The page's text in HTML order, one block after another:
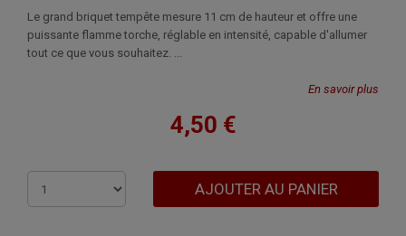
Le grand briquet tempête mesure 11 cm de hauteur et offre une
puissante flamme torche, réglable en intensité, capable d'allumer
tout ce que vous souhaitez. ...
En savoir plus
4,50 €
AJOUTER AU PANIER